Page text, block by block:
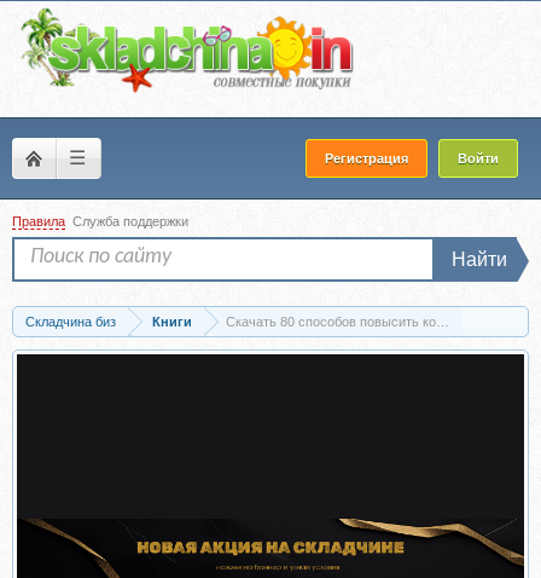
☰ Регистрация Войти
Правила Служба поддержки
Найти
Складчина биз Книги Скачать 80 способов повысить конверсию сайта